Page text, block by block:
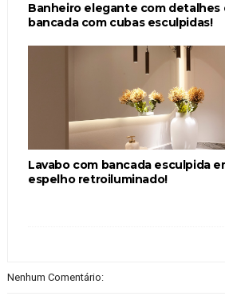
Banheiro elegante com detalhes
bancada com cubas esculpidas!
Lavabo com bancada esculpida
espelho retroiluminado!
Nenhum Comentário: